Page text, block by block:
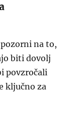
na to,
biti dovolj
povzročali
ključno za